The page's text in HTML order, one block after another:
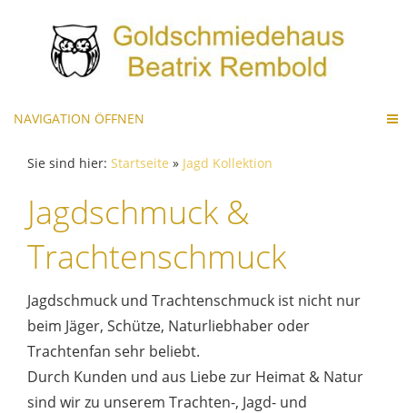
NAVIGATION ÖFFNEN
Sie sind hier: Startseite » Jagd Kollektion
Jagdschmuck &
Trachtenschmuck
Jagdschmuck und Trachtenschmuck ist nicht nur
beim Jäger, Schütze, Naturliebhaber oder
Trachtenfan sehr beliebt.
Durch Kunden und aus Liebe zur Heimat & Natur
sind wir zu unserem Trachten-, Jagd- und